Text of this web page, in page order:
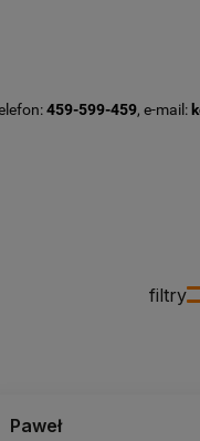
459-599-459, e-mail:
filtry
Paweł